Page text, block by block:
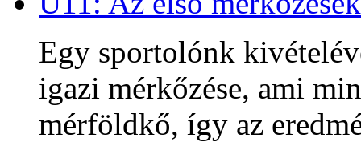
Egy sportolónk
igazi mérkőzése, ami
mérföldkő, így az